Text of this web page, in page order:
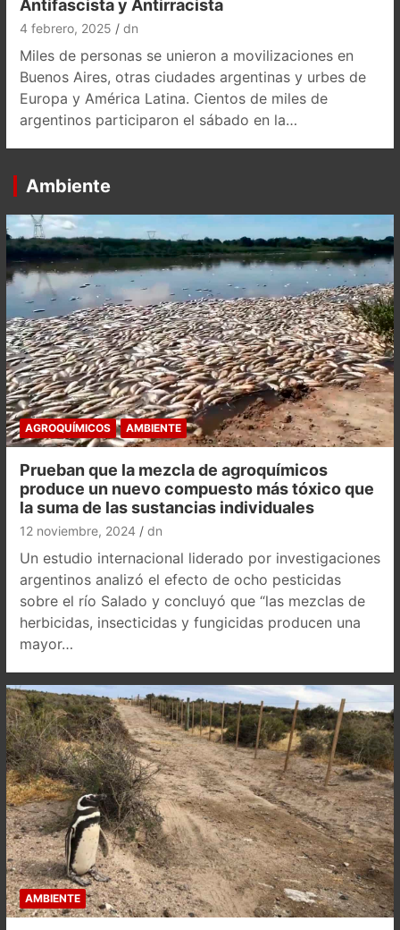
Antifascista y Antirracista
4 febrero, 2025 dn
Miles de personas se unieron a movilizaciones en
Buenos Aires, otras ciudades argentinas y urbes de
Europa y América Latina. Cientos de miles de
argentinos participaron el sábado en la…
Ambiente
AGROQUÍMICOS AMBIENTE
Prueban que la mezcla de agroquímicos
produce un nuevo compuesto más tóxico que
la suma de las sustancias individuales
12 noviembre, 2024 dn
Un estudio internacional liderado por investigaciones
argentinos analizó el efecto de ocho pesticidas
sobre el río Salado y concluyó que “las mezclas de
herbicidas, insecticidas y fungicidas producen una
mayor…
AMBIENTE